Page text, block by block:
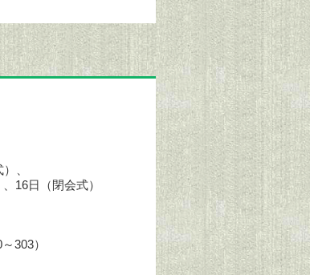
、
、16日（閉会式）
303）